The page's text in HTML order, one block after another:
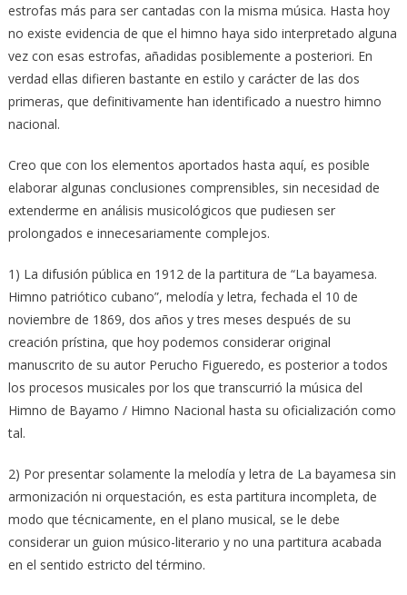
estrofas más para ser cantadas con la misma música. Hasta hoy
no existe evidencia de que el himno haya sido interpretado alguna
vez con esas estrofas, añadidas posiblemente a posteriori. En
verdad ellas difieren bastante en estilo y carácter de las dos
primeras, que definitivamente han identificado a nuestro himno
nacional.
Creo que con los elementos aportados hasta aquí, es posible
elaborar algunas conclusiones comprensibles, sin necesidad de
extenderme en análisis musicológicos que pudiesen ser
prolongados e innecesariamente complejos.
1) La difusión pública en 1912 de la partitura de “La bayamesa.
Himno patriótico cubano”, melodía y letra, fechada el 10 de
noviembre de 1869, dos años y tres meses después de su
creación prístina, que hoy podemos considerar original
manuscrito de su autor Perucho Figueredo, es posterior a todos
los procesos musicales por los que transcurrió la música del
Himno de Bayamo / Himno Nacional hasta su oficialización como
tal.
2) Por presentar solamente la melodía y letra de La bayamesa sin
armonización ni orquestación, es esta partitura incompleta, de
modo que técnicamente, en el plano musical, se le debe
considerar un guion músico-literario y no una partitura acabada
en el sentido estricto del término.